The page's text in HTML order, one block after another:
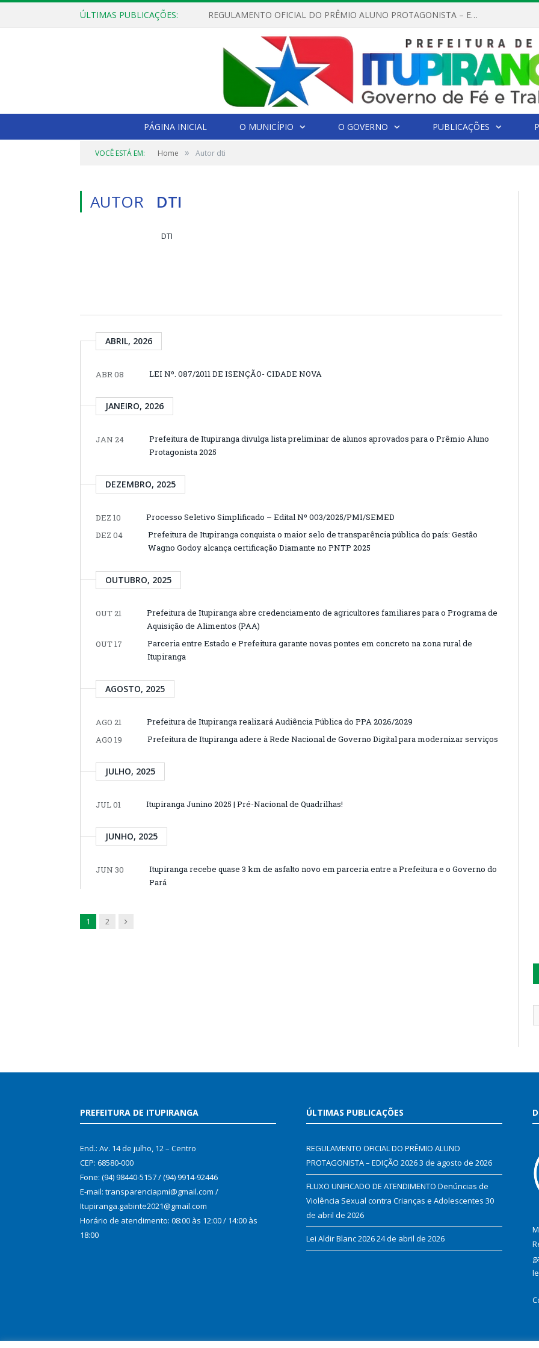
ÚLTIMAS PUBLICAÇÕES: REGULAMENTO OFICIAL DO PRÊMIO ALUNO PROTAGONISTA – EDIÇÃO 2026
PÁGINA INICIAL O MUNICÍPIO O GOVERNO PUBLICAÇÕES
VOCÊ ESTÁ EM: Home » Autor dti
AUTOR DTI
DTI
ABRIL, 2026
ABR 08 LEI Nº. 087/2011 DE ISENÇÃO- CIDADE NOVA
JANEIRO, 2026
JAN 24
Prefeitura de Itupiranga divulga lista preliminar de alunos aprovados para o Prêmio Aluno
Protagonista 2025
DEZEMBRO, 2025
DEZ 10
Processo Seletivo Simplificado – Edital Nº 003/2025/PMI/SEMED
DEZ 04
Prefeitura de Itupiranga conquista o maior selo de transparência pública do país: Gestão
Wagno Godoy alcança certificação Diamante no PNTP 2025
OUTUBRO, 2025
OUT 21
Prefeitura de Itupiranga abre credenciamento de agricultores familiares para o Programa de
Aquisição de Alimentos (PAA)
OUT 17
Parceria entre Estado e Prefeitura garante novas pontes em concreto na zona rural de
Itupiranga
AGOSTO, 2025
AGO 21
Prefeitura de Itupiranga realizará Audiência Pública do PPA 2026/2029
AGO 19
Prefeitura de Itupiranga adere à Rede Nacional de Governo Digital para modernizar serviços
JULHO, 2025
JUL 01 Itupiranga Junino 2025 | Pré-Nacional de Quadrilhas!
JUNHO, 2025
JUN 30
Itupiranga recebe quase 3 km de asfalto novo em parceria entre a Prefeitura e o Governo do
Pará
1 2 Next
PREFEITURA DE ITUPIRANGA
End.: Av. 14 de julho, 12 – Centro
CEP: 68580-000
Fone: (94) 98440-5157 / (94) 9914-92446
E-mail: transparenciapmi@gmail.com /
Itupiranga.gabinte2021@gmail.com
Horário de atendimento: 08:00 às 12:00 / 14:00 às
18:00
ÚLTIMAS PUBLICAÇÕES
REGULAMENTO OFICIAL DO PRÊMIO ALUNO
PROTAGONISTA – EDIÇÃO 20263 de agosto de 2026
FLUXO UNIFICADO DE ATENDIMENTO Denúncias de
Violência Sexual contra Crianças e Adolescentes 30
de abril de 2026
Lei Aldir Blanc 202624 de abril de 2026